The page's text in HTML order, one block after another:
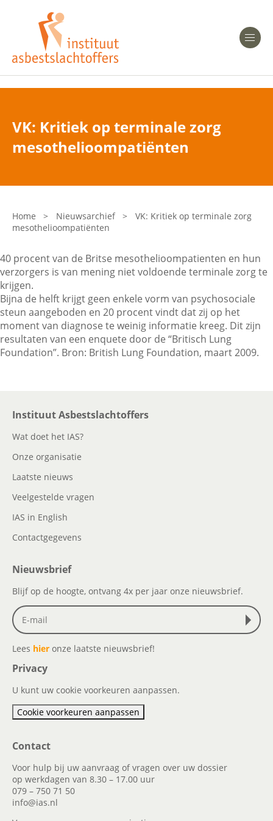
Heeft u Mesothelioom?
Heeft u Asbestose?
Bent u arts?
Asbest en Gezondheid
Laatste nieuws
Onze organisatie
Veelgestelde vragen
Contactgegevens
Zoeken
VK: Kritiek op terminale zorg
mesothelioompatiënten
Home > Nieuwsarchief >
VK: Kritiek op terminale zorg
mesothelioompatiënten
40 procent van de Britse mesothelioompatienten en hun
verzorgers is van mening niet voldoende terminale zorg te
krijgen.
Bijna de helft krijgt geen enkele vorm van psychosociale
steun aangeboden en 20 procent vindt dat zij op het
moment van diagnose te weinig informatie kreeg. Dit zijn
resultaten van een enquete door de “Britisch Lung
Foundation”. Bron: British Lung Foundation, maart 2009.
Instituut Asbestslachtoffers
Wat doet het IAS?
Onze organisatie
Laatste nieuws
Veelgestelde vragen
IAS in English
Contactgegevens
Nieuwsbrief
Blijf op de hoogte, ontvang 4x per jaar onze nieuwsbrief.
Lees hier onze laatste nieuwsbrief!
Privacy
U kunt uw cookie voorkeuren aanpassen.
Cookie voorkeuren aanpassen
Contact
Voor hulp bij uw aanvraag of vragen over uw dossier
op werkdagen van 8.30 – 17.00 uur
079 – 750 71 50
info@ias.nl